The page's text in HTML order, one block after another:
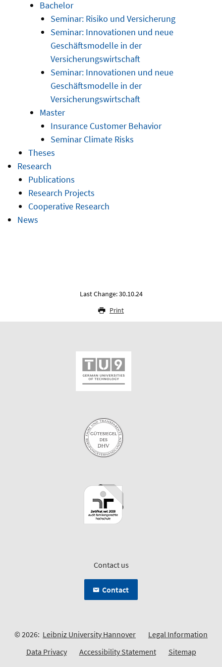
Bachelor
Seminar: Risiko und Versicherung
Seminar: Innovationen und neue
Geschäftsmodelle in der
Versicherungswirtschaft
Seminar: Innovationen und neue
Geschäftsmodelle in der
Versicherungswirtschaft
Master
Insurance Customer Behavior
Seminar Climate Risks
Theses
Research
Publications
Research Projects
Cooperative Research
News
Last Change: 30.10.24
Print
Contact us
Contact
© 2026: Leibniz University Hannover
Legal Information
Data Privacy
Accessibility Statement Sitemap